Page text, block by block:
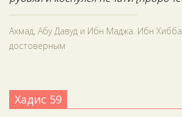
Ахмад, Абу Давуд и Ибн Маджа. Ибн
достоверным
Хадис 59